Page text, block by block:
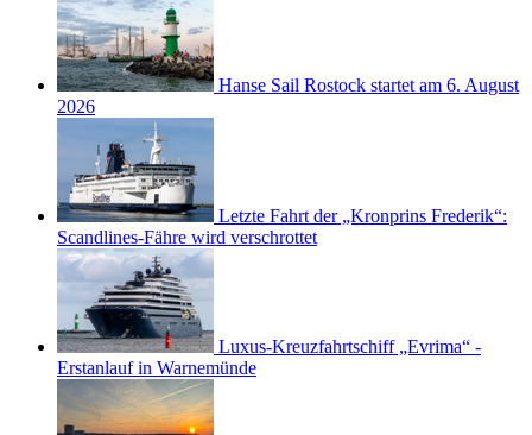
Hanse Sail Rostock startet am 6. August
2026
Letzte Fahrt der „Kronprins Frederik“:
Scandlines-Fähre wird verschrottet
Luxus-Kreuzfahrtschiff „Evrima“ -
Erstanlauf in Warnemünde